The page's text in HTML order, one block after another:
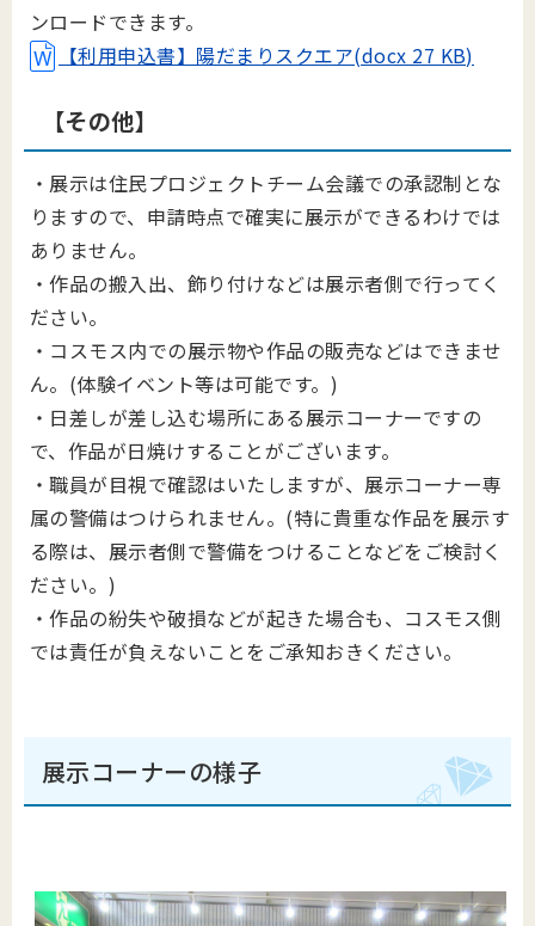
ンロードできます。
【利用申込書】陽だまりスクエア(docx 27 KB)
【その他】
・展示は住民プロジェクトチーム会議での承認制とな
りますので、申請時点で確実に展示ができるわけでは
ありません。
・作品の搬入出、飾り付けなどは展示者側で行ってく
ださい。
・コスモス内での展示物や作品の販売などはできませ
ん。(体験イベント等は可能です。)
・日差しが差し込む場所にある展示コーナーですの
で、作品が日焼けすることがございます。
・職員が目視で確認はいたしますが、展示コーナー専
属の警備はつけられません。(特に貴重な作品を展示す
る際は、展示者側で警備をつけることなどをご検討く
ださい。 )
・作品の紛失や破損などが起きた場合も、コスモス側
では責任が負えないことをご承知おきください。
展示コーナーの様子